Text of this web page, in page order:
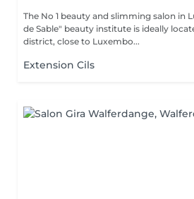
The No 1 beauty and slimming salon in
de Sable" beauty institute is ideally
district, close to Luxembo...
Extension Cils